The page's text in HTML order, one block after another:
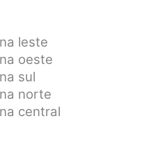
leste
oeste
sul
norte
central